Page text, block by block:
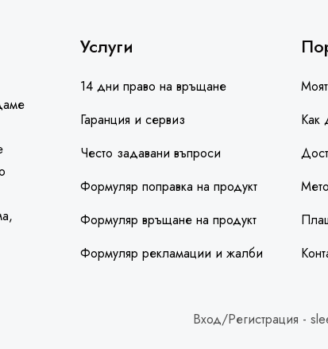
Услуги
14 дни право на връщане
Гаранция и сервиз
Често задавани въпроси
Формуляр поправка на продукт
Формуляр връщане на продукт
Формуляр рекламации и жалби
Как
Вход/Регистрация -